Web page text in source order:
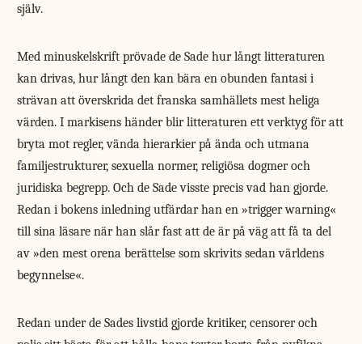
själv.
Med minuskelskrift prövade de Sade hur långt litteraturen
kan drivas, hur långt den kan bära en obunden fantasi i
strävan att överskrida det franska samhällets mest heliga
värden. I markisens händer blir litteraturen ett verktyg för att
bryta mot regler, vända hierarkier på ända och utmana
familje­strukturer, sexuella normer, religiösa dogmer och
juridiska begrepp. Och de Sade visste precis vad han gjorde.
Redan i bokens inledning utfärdar han en »trigger warning«
till sina läsare när han slår fast att de är på väg att få ta del
av »den mest orena berättelse som skrivits sedan världens
begynnelse«.
Redan under de Sades livstid gjorde kritiker, censorer och